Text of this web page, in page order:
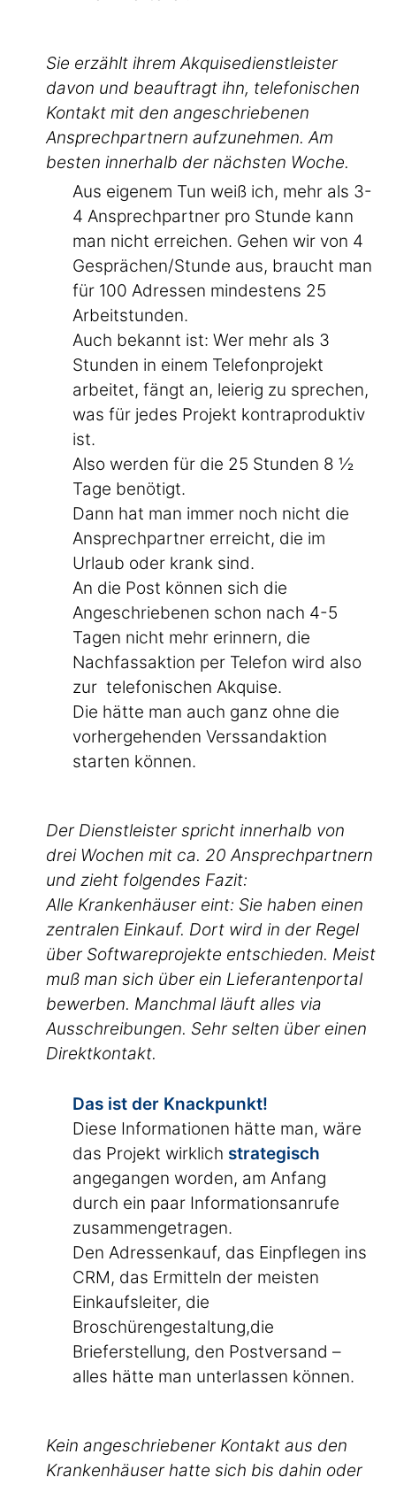
Sie erzählt ihrem Akquisedienstleister
davon und beauftragt ihn, telefonischen
Kontakt mit den angeschriebenen
Ansprechpartnern aufzunehmen. Am
besten innerhalb der nächsten Woche.
Aus eigenem Tun weiß ich, mehr als 3-
4 Ansprechpartner pro Stunde kann
man nicht erreichen. Gehen wir von 4
Gesprächen/Stunde aus, braucht man
für 100 Adressen mindestens 25
Arbeitstunden.
Auch bekannt ist: Wer mehr als 3
Stunden in einem Telefonprojekt
arbeitet, fängt an, leierig zu sprechen,
was für jedes Projekt kontraproduktiv
ist.
Also werden für die 25 Stunden 8 ½
Tage benötigt.
Dann hat man immer noch nicht die
Ansprechpartner erreicht, die im
Urlaub oder krank sind.
An die Post können sich die
Angeschriebenen schon nach 4-5
Tagen nicht mehr erinnern, die
Nachfassaktion per Telefon wird also
zur telefonischen Akquise.
Die hätte man auch ganz ohne die
vorhergehenden Verssandaktion
starten können.
Der Dienstleister spricht innerhalb von
drei Wochen mit ca. 20 Ansprechpartnern
und zieht folgendes Fazit:
Alle Krankenhäuser eint: Sie haben einen
zentralen Einkauf. Dort wird in der Regel
über Softwareprojekte entschieden. Meist
muß man sich über ein Lieferantenportal
bewerben. Manchmal läuft alles via
Ausschreibungen. Sehr selten über einen
Direktkontakt.
Das ist der Knackpunkt!
Diese Informationen hätte man, wäre
das Projekt wirklich strategisch
angegangen worden, am Anfang
durch ein paar Informationsanrufe
zusammengetragen.
Den Adressenkauf, das Einpflegen ins
CRM, das Ermitteln der meisten
Einkaufsleiter, die
Broschürengestaltung,die
Brieferstellung, den Postversand –
alles hätte man unterlassen können.
Kein angeschriebener Kontakt aus den
Krankenhäuser hatte sich bis dahin oder